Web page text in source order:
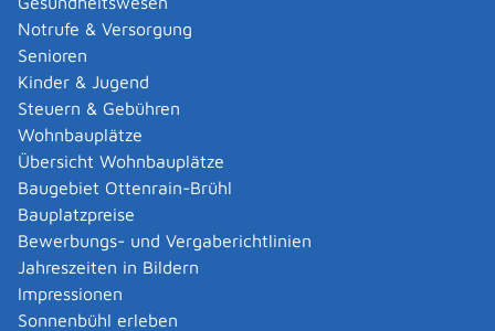
Notrufe & Versorgung
Senioren
Kinder & Jugend
Steuern & Gebühren
Wohnbauplätze
Übersicht Wohnbauplätze
Baugebiet Ottenrain-Brühl
Bauplatzpreise
Bewerbungs- und Vergaberichtlinien
Jahreszeiten in Bildern
Impressionen
Sonnenbühl erleben
Zuständige Stelle
die Gemeinde- beziehungsweise Stadtverwaltung
oder das Versicherungsamt Ihres Wohnsitzes
die Auskunfts- und Beratungsstellen
beziehungsweise Regionalzentren der Deutschen
Rentenversicherung (DRV) oder
die ehrenamtlich Versichertenberaterinnen
beziehungsweise Versichertenberater der DRV